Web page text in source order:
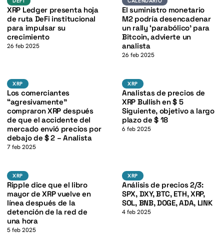
XRP Ledger presenta hoja
de ruta DeFi institucional
para impulsar su
crecimiento
26 feb 2025
El suministro monetario
M2 podría desencadenar
un rally ‘parabólico’ para
Bitcoin, advierte un
analista
26 feb 2025
XRP K
XRP
Los comerciantes
“agresivamente”
compraron XRP después
de que el accidente del
mercado envió precios por
debajo de $ 2 – Analista
7 feb 2025
XRPXRP
Analistas de precios de
XRP Bullish en $ 5
Siguiente, objetivo a largo
plazo de $ 18
6 feb 2025
XRP K
XRP
Ripple dice que el libro
mayor de XRP vuelve en
línea después de la
detención de la red de
una hora
5 feb 2025
XRPXRP
Análisis de precios 2/3:
SPX, DXY, BTC, ETH, XRP,
SOL, BNB, DOGE, ADA, LINK
4 feb 2025